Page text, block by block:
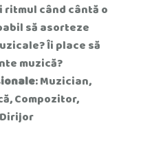
ritmul când cântă o
să asorteze
Îi place să
muzică?
: Muzician,
Compozitor,